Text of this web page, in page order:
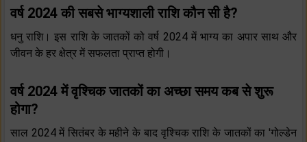
वर्ष 2024 की सबसे भाग्यशाली राशि कौन सी है?
धनु राशि। इस राशि के जातकों को वर्ष 2024 में भाग्य का अपार साथ और
जीवन के हर क्षेत्र में सफलता प्राप्त होगी।
वर्ष 2024 में वृश्चिक जातकों का अच्छा समय कब से शुरू
होगा?
साल 2024 में सितंबर के महीने के बाद वृश्चिक राशि के जातकों का 'गोल्डेन